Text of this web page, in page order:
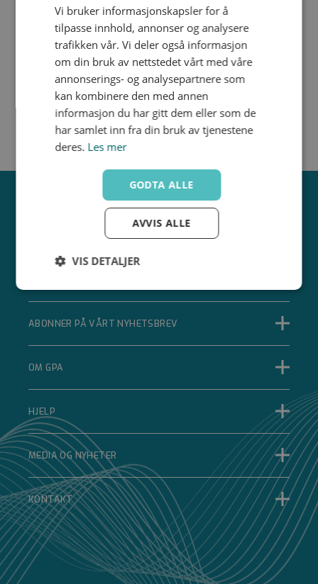
eller svake baser og syrer. Egner seg i f.eks
vannbehandling eller vanningsanlegg. S6 Økonomi
kjennetegnes av blått håndtak.
S6IU-Kule­ventil innv.
lim
S6FU-Kule­ventil innv.
gjenge
ABONNER PÅ VÅRT NYHETSBREV
OM GPA
HJELP
MEDIA OG NYHETER
KONTAKT
Vi bruker informasjonskapsler for å
tilpasse innhold, annonser og analysere
trafikken vår. Vi deler også informasjon
om din bruk av nettstedet vårt med våre
annonserings- og analysepartnere som
kan kombinere den med annen
informasjon du har gitt dem eller som de
har samlet inn fra din bruk av tjenestene
deres. Les mer
GODTA ALLE
AVVIS ALLE
VIS DETALJER
Strengt
nødvendig
Ytelse Målretting
Strengt nødvendig
Målretting
Funksjonalitet
Ugradert
Strengt nødvendige informasjonskapsler tillater
kjernefunksjoner på nettstedet, som
brukerinnlogging og kontoadministrasjon.
Nettstedet kan ikke brukes riktig uten strengt
nødvendige informasjonskapsler.
Forsørger
/Domene
Utløpsdato Beskrivelse